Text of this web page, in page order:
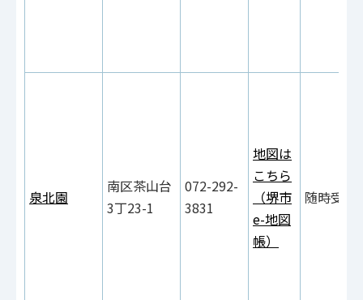
泉北園
南区茶山台
3丁23-1
072-292-
3831
地図は
こちら
（堺市
e-地図
帳）
随時受付